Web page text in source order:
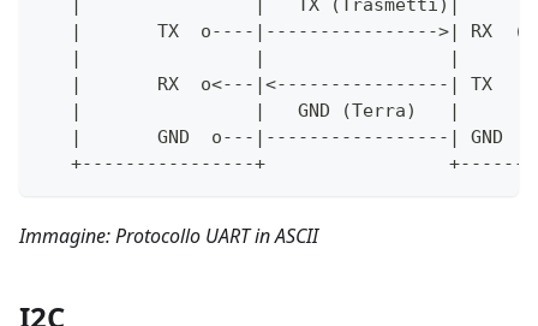
|                |   TX (Trasmetti)|
|       TX  o----|---------------->| RX
|                |                 |
|       RX  o<---|<----------------| TX
|                |   GND (Terra)   |
|       GND  o---|-----------------| GND
+----------------+
Immagine: Protocollo UART in ASCII
I2C